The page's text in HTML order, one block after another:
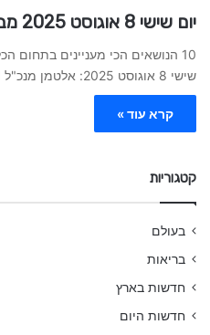
יום שישי 8 אוגוסט 2025 מבזק חדשות כלכלה
10 הנושאים הכי מעניינים בתחום
שישי 8 אוגוסט 2025: אלטמן מנכ"ל OpenAI צופה אימוץ חזק…
קרא עוד »
קטגוריות
בעולם
בריאות
חדשות בארץ
חדשות היום